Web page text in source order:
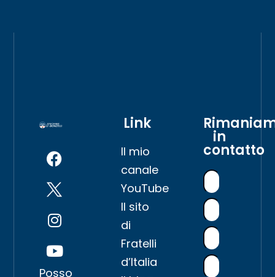
Posso
Link
Il mio
canale
YouTube
Il sito
di
Fratelli
d’Italia
in
contatto